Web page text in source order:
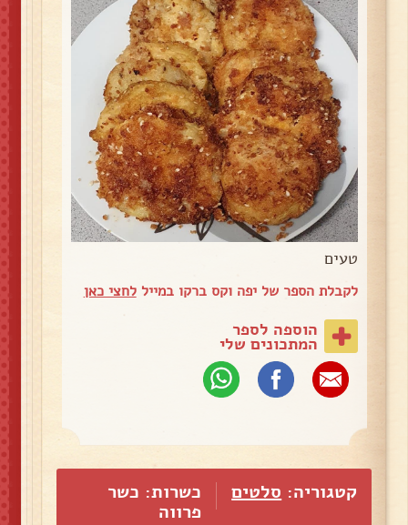
טעים
לקבלת הספר של יפה וקס ברקו במייללחצי כאן
הוספה לספר
המתכונים שלי
קטגוריה: סלטים
כשרות: כשר
פרווה